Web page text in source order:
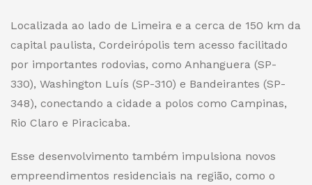
Localizada ao lado de Limeira e a cerca de 150 km da
capital paulista, Cordeirópolis tem acesso facilitado
por importantes rodovias, como Anhanguera (SP-
330), Washington Luís (SP-310) e Bandeirantes (SP-
348), conectando a cidade a polos como Campinas,
Rio Claro e Piracicaba.
Esse desenvolvimento também impulsiona novos
empreendimentos residenciais na região, como o